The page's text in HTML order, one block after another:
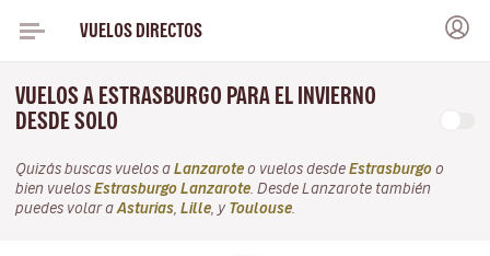
VUELOS DIRECTOS
VUELOS A ESTRASBURGO PARA EL INVIERNO
DESDE SOLO
Quizás buscas vuelos a Lanzarote o vuelos desde Estrasburgo o
bien vuelos Estrasburgo Lanzarote . Desde Lanzarote también
puedes volar a Asturias Lille , y Toulouse